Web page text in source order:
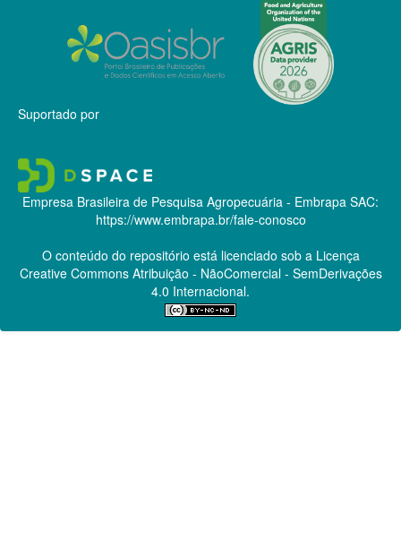
Suportado por
Empresa Brasileira de Pesquisa Agropecuária - Embrapa SAC:
https://www.embrapa.br/fale-conosco
O conteúdo do repositório está licenciado sob a Licença
Creative CommonsAtribuição - NãoComercial - SemDerivações
4.0 Internacional.